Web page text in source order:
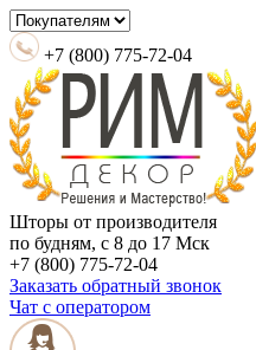
+7 (800) 775-72-04
Шторы от производителя
по будням, с 8 до 17 Мск
+7 (800) 775-72-04
Заказать обратный звонок
Чат с оператором